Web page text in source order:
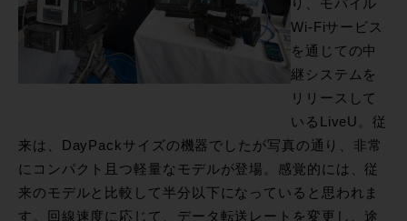
り、モバイル
Wi-Fiサービス
を通じての中
継システムを
リリースして
いるLiveU。従
来は、DayPackサイズの機器でしたが写真の通り、非常
にコンパクト且つ軽量なモデルが登場。感覚的には、従
来のモデルと比較して半分以下になっていると思われま
す。回線速度に応じて、データ転送レートを変更し、途